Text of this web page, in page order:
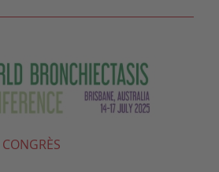
EN RÉSUMÉ